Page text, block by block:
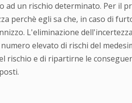
ad un rischio determinato. Per il
perchè egli sa che, in caso di
L'eliminazione
elevato di rischi del
rischio e di ripartirne le